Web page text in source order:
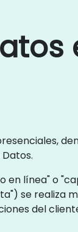
línea" o
se realiza
del